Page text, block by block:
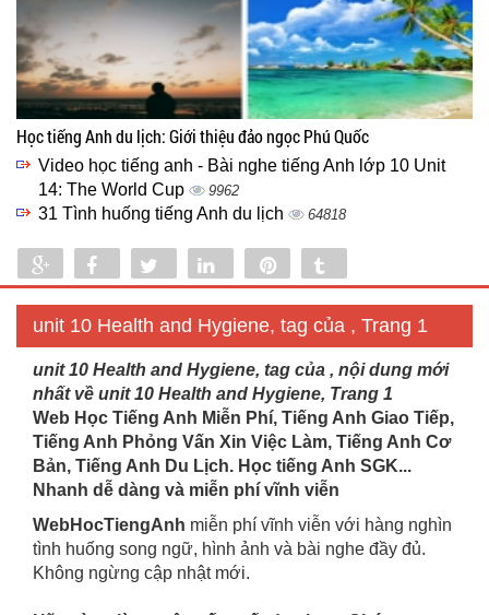
Học tiếng Anh du lịch: Giới thiệu đảo ngọc Phú Quốc
Video học tiếng anh - Bài nghe tiếng Anh lớp 10 Unit
14: The World Cup
9962
31 Tình huống tiếng Anh du lịch 64818
Share Share Tweet Share
unit 10 Health and Hygiene, tag của , Trang 1
unit 10 Health and Hygiene, tag của , nội dung mới
nhất về unit 10 Health and Hygiene, Trang 1
Web Học Tiếng Anh Miễn Phí, Tiếng Anh Giao Tiếp,
Tiếng Anh Phỏng Vấn Xin Việc Làm, Tiếng Anh Cơ
Bản, Tiếng Anh Du Lịch. Học tiếng Anh SGK...
Nhanh dễ dàng và miễn phí vĩnh viễn
WebHocTiengAnh miễn phí vĩnh viễn với hàng nghìn
tình huống song ngữ, hình ảnh và bài nghe đầy đủ.
Không ngừng cập nhật mới.